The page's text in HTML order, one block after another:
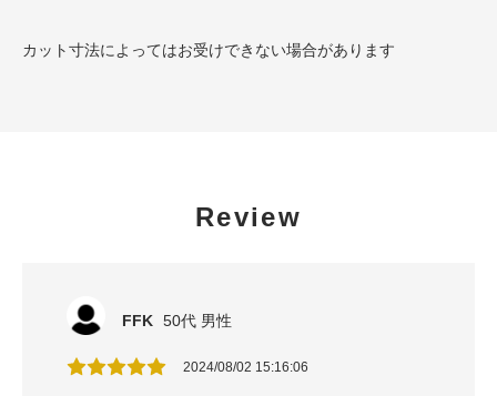
カット寸法によってはお受けできない場合があります
Review
FFK 50代 男性
2024/08/02 15:16:06